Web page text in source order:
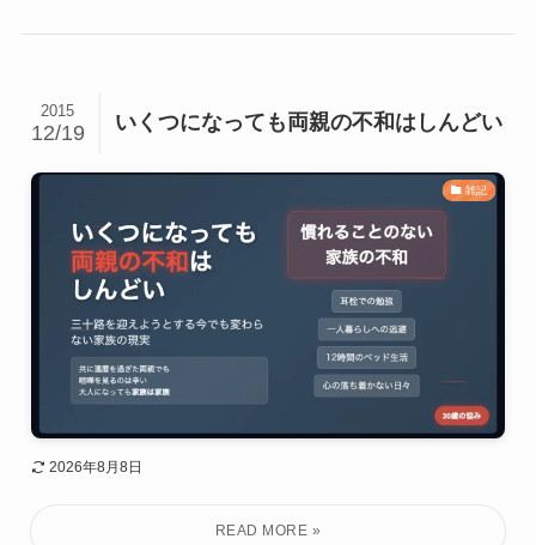
いくつになっても両親の不和はしんどい
2015
12/19
雑記
2026年8月8日